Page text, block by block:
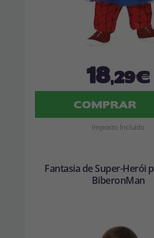
18,29€
COMPRAR
Imposto Incluído
Fantasia de Super-Herói
BiberonMan